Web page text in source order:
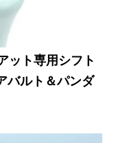
ット専用シフト
バルト＆パンダ